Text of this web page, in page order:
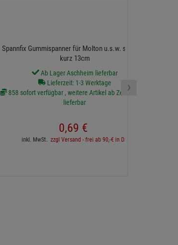
Spannfix Gummispanner für Molton u.s.w. schwarz
kurz 13cm
Ab Lager Aschheim lieferbar
Lieferzeit: 1-3 Werktage
858 sofort verfügbar , weitere Artikel ab Zentrallager
lieferbar
0,69 €
inkl. MwSt. zzgl Versand - frei ab 90,-€ in DE
›